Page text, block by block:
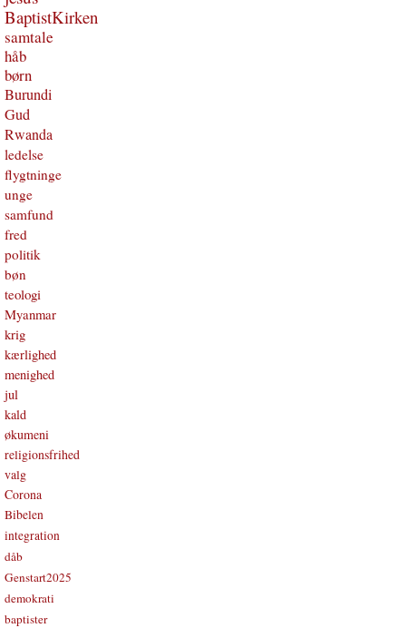
BaptistKirken
samtale
håb
børn
Burundi
Gud
Rwanda
ledelse
flygtninge
unge
samfund
fred
politik
bøn
teologi
Myanmar
krig
kærlighed
menighed
jul
kald
økumeni
religionsfrihed
valg
Corona
Bibelen
integration
dåb
Genstart2025
demokrati
baptister